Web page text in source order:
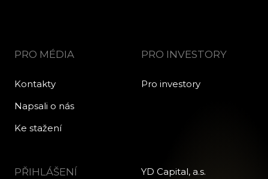
PRO MÉDIA
Kontakty
Napsali o nás
Ke stažení
PRO INVESTORY
Pro investory
PŘIHLÁŠENÍ
YD Capital, a.s.